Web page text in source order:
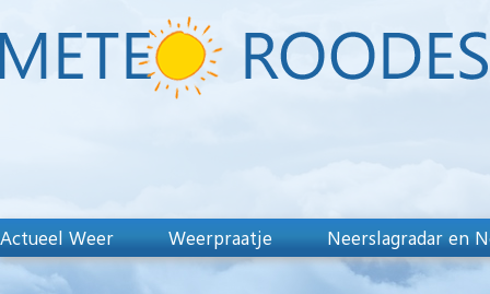
Actueel Weer Weerpraatje Neerslagradar en